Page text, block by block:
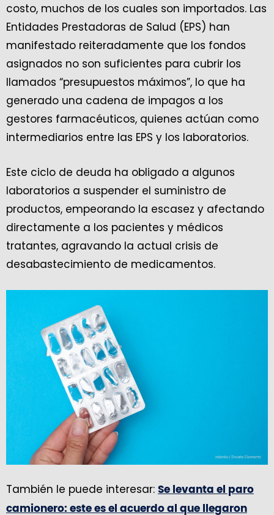
costo, muchos de los cuales son importados. Las
Entidades Prestadoras de Salud (EPS) han
manifestado reiteradamente que los fondos
asignados no son suficientes para cubrir los
llamados “presupuestos máximos”, lo que ha
generado una cadena de impagos a los
gestores farmacéuticos, quienes actúan como
intermediarios entre las EPS y los laboratorios.
Este ciclo de deuda ha obligado a algunos
laboratorios a suspender el suministro de
productos, empeorando la escasez y afectando
directamente a los pacientes y médicos
tratantes, agravando la actual crisis de
desabastecimiento de medicamentos.
También le puede interesar: Se levanta el paro
camionero: este es el acuerdo al que llegaron